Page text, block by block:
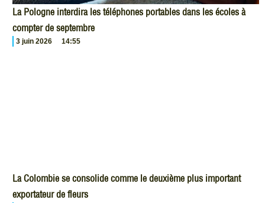
La Pologne interdira les téléphones portables dans les écoles à
compter de septembre
3 juin 2026 14:55
La Colombie se consolide comme le deuxième plus important
exportateur de fleurs